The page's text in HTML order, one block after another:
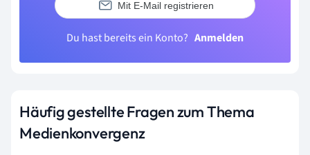
Mit E-Mail registrieren
Du hast bereits ein Konto? Anmelden
Häufig gestellte Fragen zum Thema
Medienkonvergenz